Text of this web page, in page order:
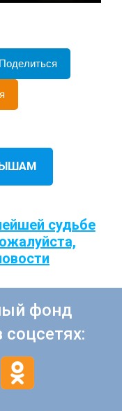
Поделиться
судьбе
фонд